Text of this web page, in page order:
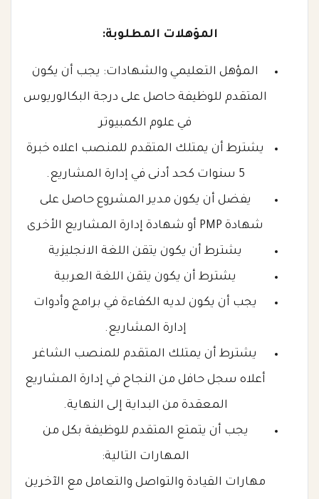
المؤهلات المطلوبة:
المؤهل التعليمي والشهادات: يجب أن يكون
المتقدم للوظيفة حاصل على درجة البكالوريوس
في علوم الكمبيوتر
يشترط أن يمتلك المتقدم للمنصب اعلاه خبرة
5 سنوات كحد أدنى في إدارة المشاريع.
يفضل أن يكون مدير المشروع حاصل على
شهادة PMP أو شهادة إدارة المشاريع الأخرى
يشترط أن يكون يتقن اللغة الانجليزية
يشترط أن يكون يتقن اللغة العربية
يجب أن يكون لديه الكفاءة في برامج وأدوات
إدارة المشاريع.
يشترط أن يمتلك المتقدم للمنصب الشاغر
أعلاه سجل حافل من النجاح في إدارة المشاريع
المعقدة من البداية إلى النهاية.
يجب أن يتمتع المتقدم للوظيفة بكل من
المهارات التالية:
مهارات القيادة والتواصل والتعامل مع الآخرين